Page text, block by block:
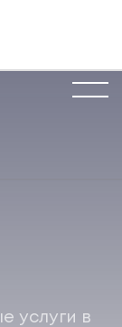
услуги в